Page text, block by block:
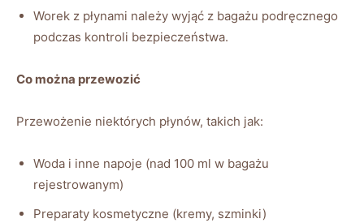
Worek z płynami należy wyjąć z bagażu podręcznego
podczas kontroli bezpieczeństwa.
Co można przewozić
Przewożenie niektórych płynów, takich jak:
Woda i inne napoje (nad 100 ml w bagażu
rejestrowanym)
Preparaty kosmetyczne (kremy, szminki)